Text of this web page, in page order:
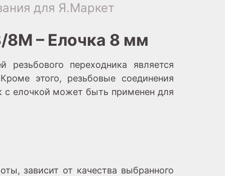
для Я.Маркет
8M – Елочка 8 мм
переходника является
этого, резьбовые соединения
с елочкой может быть применен для
зависит от качества выбранного